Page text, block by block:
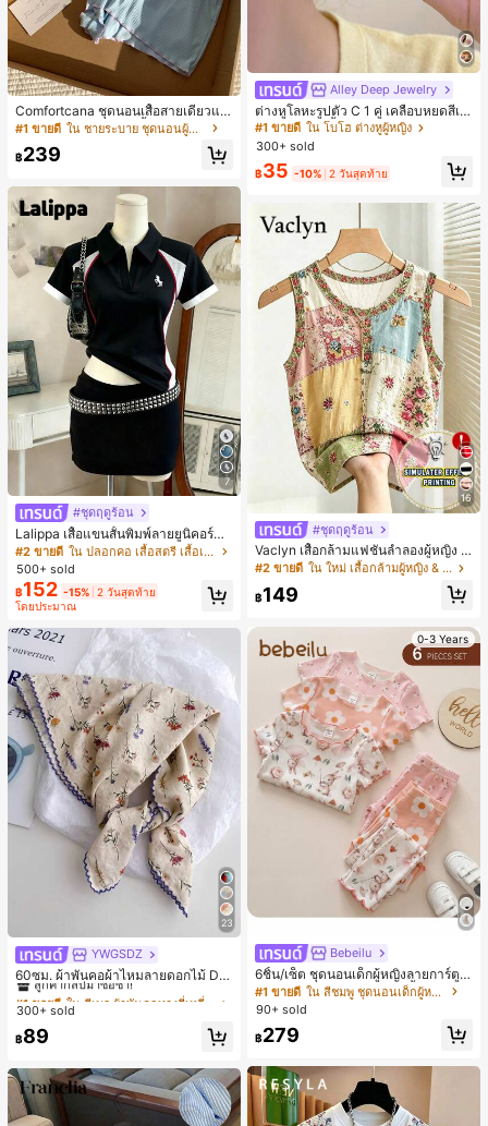
Comfortcana ชุดนอนเสื้อสายเดี่ยวแต่
งระบายและกางเกงขาสั้นสำหรับผู้หญิง
#1 ขายดี ใน ชายระบาย ชุดนอนผู้หญิง
฿239
7
#ชุดฤดูร้อน
Lalippa เสื้อแขนสั้นพิมพ์ลายยูนิคอร์นล
ายทางสีตัดกันสำหรับผู้หญิง สไตล์วิทย
าลัย
#2 ขายดี
ใน ปลอกคอ เสื้อสตรี เสื้อเบลาส์ & Tee
500+ sold
฿152 -15% 2 วันสุดท้าย
โดยประมาณ
23
YWGSDZ
60ซม. ผ้าพันคอผ้าไหมลายดอกไม้ Dit
sy สีเบจ, เครื่องประดับใหม่สำหรับผู้หญิ
งฤดูใบไม้ผลิ/ฤดูใบไม้ร่วง, ผ้าพันคอผืน
#1 ขายดี
ลูกค้ากลับมาซื้อซ้ำ!
#1 ขายดี
ลูกค้ากลับมาซื้อซ้ำ!
#1 ขายดี
ลูกค้ากลับมาซื้อซ้ำ!
#1 ขายดี
ใน สีเบจ ผ้าพันคอทรงสี่เหลี่ยมและผ้าพันคอสำหรับผู้
300+ sold
฿89
Alley Deep Jewelry
ต่างหูโลหะรูปตัว C 1 คู่ เคลือบหยดสีเห
ลือง ลายจุดสีน้ำเงิน สไตล์ยุโรปและอเม
ริกัน แฟชั่นส่วนตัว หวานและสง่างาม
สำหรับผู้หญิงและเด็กหญิง สำหรับการเ
ดินทาง งานแต่งงาน ปาร์ตี้ วันเกิด ของ
#1 ขายดี ใน โบโฮ ต่างหูผู้หญิง
ลูกค้ากลับมาซื้อซ้ำ!
เกือบหมดแล้ว!
#1 ขายดี ใน โบโฮ ต่างหูผู้หญิง
ลูกค้ากลับมาซื้อซ้ำ!
เกือบหมดแล้ว!
#1 ขายดี ใน โบโฮ ต่างหูผู้หญิง
ลูกค้ากลับมาซื้อซ้ำ!
เกือบหมดแล้ว!
#1 ขายดี ใน โบโฮ ต่างหูผู้หญิง
300+ sold
฿35 -10% 2 วันสุดท้าย
16
#ชุดฤดูร้อน
Vaclyn เสื้อกล้ามแฟชั่นลำลองผู้หญิง ล
ายแพตช์เวิร์ก แขนกุด คอกลม ติดกระดุ
#2 ขายดี ใน ใหม่ เสื้อกล้ามผู้หญิง & Camis
฿149
0-3 Years
Bebeilu
6ชิ้น/เซ็ต ชุดนอนเด็กผู้หญิงลายการ์ตูน
หมีและดอกไม้ คอกลม แขนสั้น กางเกง
ขาสั้น ขอบระบาย สวมใส่สบาย
#1 ขายดี
ใน สีชมพู ชุดนอนเด็กผู้หญิง
90+ sold
฿279